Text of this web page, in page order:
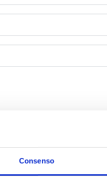
Consenso